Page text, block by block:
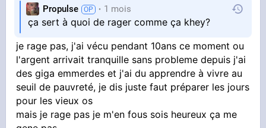
Propulse 1 mois
ça sert à quoi de rager comme ça khey?
je rage pas, j'ai vécu pendant 10ans ce moment ou
l'argent arrivait tranquille sans probleme depuis j'ai
des giga emmerdes et j'ai du apprendre à vivre au
seuil de pauvreté, je dis juste faut préparer les jours
pour les vieux os
mais je rage pas je m'en fous sois heureux ça me